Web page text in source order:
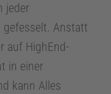
jeder
gefesselt. Anstatt
auf HighEnd-
in einer
kann Alles